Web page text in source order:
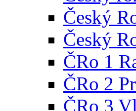
Český
Český
ČRo 1
ČRo 2
ČRo 3